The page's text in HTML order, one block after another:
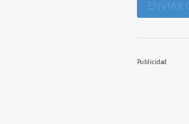
Publicidad